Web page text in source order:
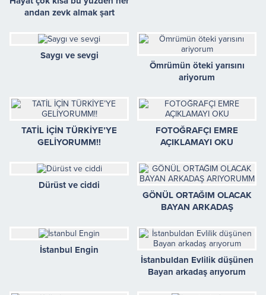
andan zevk almak şart
Saygı ve sevgi
Ömrümün öteki yarısını
ariyorum
TATİL İÇİN TÜRKİYE’YE
GELİYORUMM!!
FOTOĞRAFÇI EMRE
AÇIKLAMAYI OKU
Dürüst ve ciddi
GÖNÜL ORTAĞIM OLACAK
BAYAN ARKADAŞ
İstanbul Engin
İstanbuldan Evlilik düşünen
Bayan arkadaş arıyorum